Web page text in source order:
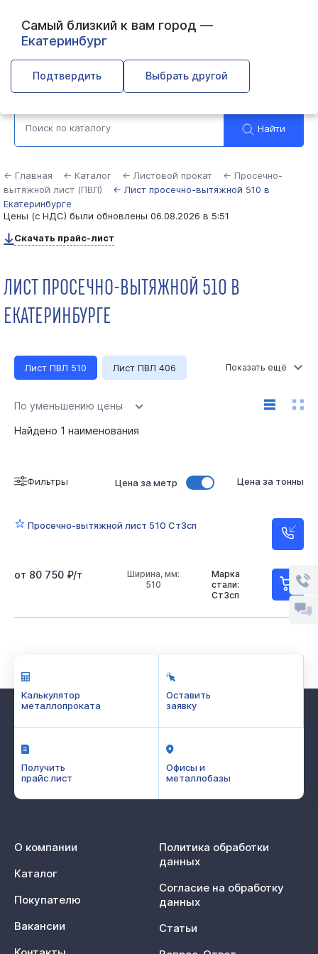
Самый близкий к вам город —
Екатеринбург
Подтвердить Выбрать другой
Выберите город
Найти
← Главная ← Каталог ← Листовой прокат
← Просечно-
вытяжной лист (ПВЛ)
← Лист просечно-вытяжной 510 в
Екатеринбурге
Цены (с НДС) были обновлены 06.08.2026 в 5:51
Скачать прайс-лист
ЛИСТ ПРОСЕЧНО-ВЫТЯЖНОЙ 510 В
ЕКАТЕРИНБУРГЕ
Лист ПВЛ 510 Лист ПВЛ 406
Лист ПВЛ 506
Лист ПВЛ 508
По уменьшению цены
Найдено 1 наименования
Фильтры Цена за метр Цена за тонны
Просечно-вытяжной лист 510 Ст3сп
Марка
стали:
Ст3сп
Ширина, мм:
510
от 80 750 ₽/т
Калькулятор
металлопроката
Оставить
заявку
Получить
прайс лист
Офисы и
металлобазы
О компании
Каталог
Покупателю
Вакансии
Политика обработки
данных
Согласие на обработку
данных
Статьи